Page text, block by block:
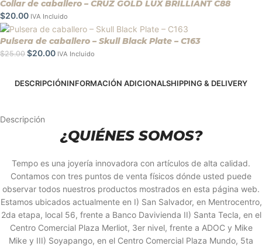
Collar de caballero – CRUZ GOLD LUX BRILLIANT C88
$20.00 IVA Incluido
Pulsera de caballero – Skull Black Plate – C163
$25.00 $20.00 IVA Incluido
DESCRIPCIÓNINFORMACIÓN ADICIONALSHIPPING & DELIVERY
Descripción
¿QUIÉNES SOMOS?
Tempo es una joyería innovadora con artículos de alta calidad.
Contamos con tres puntos de venta físicos dónde usted puede
observar todos nuestros productos mostrados en esta página web.
Estamos ubicados actualmente en I) San Salvador, en Mentrocentro,
2da etapa, local 56, frente a Banco Davivienda II) Santa Tecla, en el
Centro Comercial Plaza Merliot, 3er nivel, frente a ADOC y Mike
Mike y III) Soyapango, en el Centro Comercial Plaza Mundo, 5ta